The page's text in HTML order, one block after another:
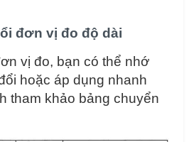
đơn vị đo độ dài
vị đo, bạn có thể nhớ
hoặc áp dụng nhanh
tham khảo bảng chuyển